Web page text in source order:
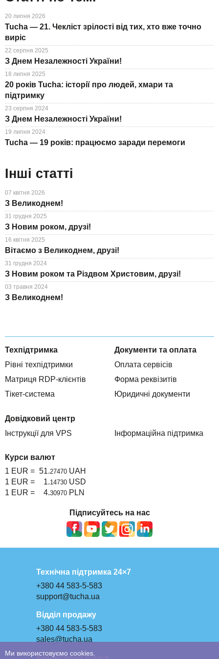
20 липня 2026
Tucha — 21. Чекліст зрілості від тих, хто вже точно
виріс
22 серпня 2025
З Днем Незалежності України!
18 липня 2025
20 років Tucha: історії про людей, хмари та
підтримку
23 серпня 2024
З Днем Незалежності України!
19 липня 2024
Tucha — 19 років: працюємо заради перемоги
Інші статті
07 квітня 2026
З Великоднем!
31 грудня 2025
З Новим роком, друзі!
16 квітня 2025
Вітаємо з Великоднем, друзі!
31 грудня 2024
З Новим роком та Різдвом Христовим, друзі!
03 травня 2024
З Великоднем!
Техпідтримка
Рівні техпідтримки
Матриця RDP-клієнтів
Тікет-система
Документи та оплата
Оплата сервісів
Форма реквізитів
Юридичні документи
Довідковий центр
Інструкції для VPS
Інформаційна підтримка
Курси валют
1 EUR = 51.27470 UAH
1 EUR =
1.14730 USD
1 EUR =
4.30970 PLN
Підписуйтесь на нас
Технічна підтримка 24×7
+380 44 583-5-583
support@tucha.ua
Відділ продажу
+380 44 583-5-583
sales@tucha.ua
Ми використовуємо cookies.